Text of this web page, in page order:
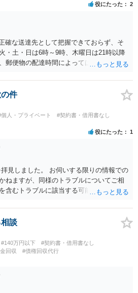
役にたった 2
確な送達先として把握できておらず、そ
・土・日は6時～9時、木曜日は21時以降
郵便物の配達時間によっては受け取りが
本になりますが、感覚的には郵便局を動
送達を申し立てる必要があるかもしれま
りに特殊すぎて）就業場所送達を認めな
官送達には費用もかかりますので、まず
と思います。
件
個人・プライベート
#契約書・借用書なし
役にたった 1
見しました。 お伺いする限りの情報での
ねますが、同様のトラブルについてご相
含むトラブルに該当する可能性があるで
現金手渡しではなく、指定口座への振込
を特定できる可能性もあるでしょう。 い
最寄りの警察署に被害相談に行くことを
談
#140万円以下
#契約書・借用書なし
回収 #債権回収代行